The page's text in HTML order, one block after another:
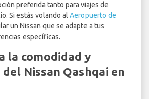
preferida tanto para viajes de
Si estás volando al Aeropuerto de
un Nissan que se adapte a tus
específicas.
la comodidad y
Nissan Qashqai en